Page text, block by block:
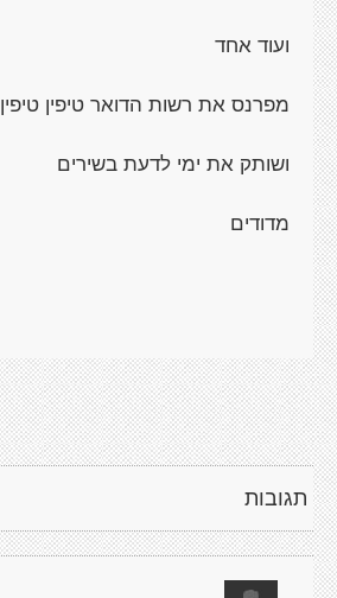
ועוד אחד
מפרנס את רשות הדואר טיפין טיפין
ושותק את ימי לדעת בשירים
מדודים
תגובות